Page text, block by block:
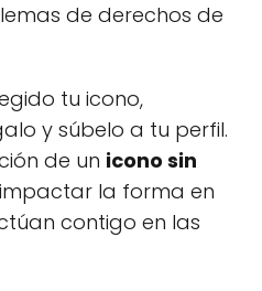
de derechos de
tu icono,
y súbelo a tu perfil.
de un icono sin
la forma en
contigo en las